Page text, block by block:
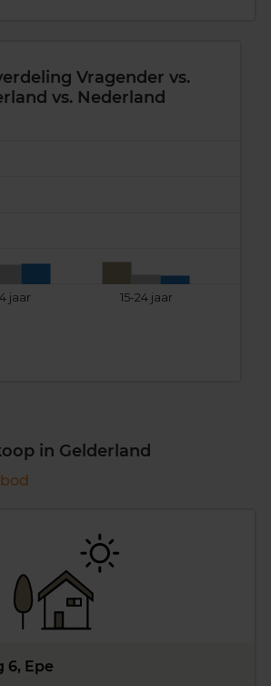
Vragender vs.
vs. Nederland
jaar 15-24 jaar
in Gelderland
6, Epe